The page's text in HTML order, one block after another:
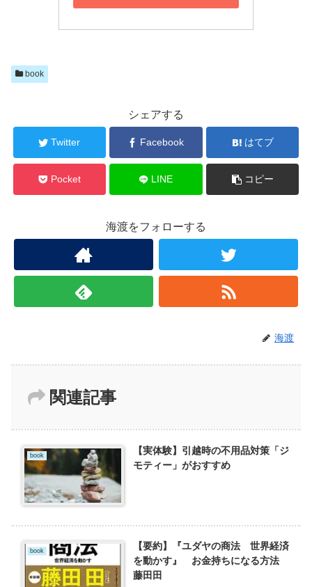
book
シェアする
Twitter Facebook はてブ
Pocket LINE コピー
海渡をフォローする
海渡
関連記事
book
【実体験】引越時の不用品対策「ジ
モティー」がおすすめ
book
【要約】『ユダヤの商法 世界経済
を動かす』 お金持ちになる方法
藤田田